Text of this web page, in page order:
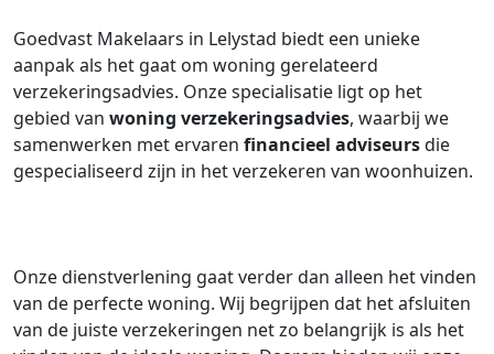
Goedvast Makelaars in Lelystad biedt een unieke
aanpak als het gaat om woning gerelateerd
verzekeringsadvies. Onze specialisatie ligt op het
gebied van woning verzekeringsadvies, waarbij we
samenwerken met ervaren financieel adviseursdie
gespecialiseerd zijn in het verzekeren van woonhuizen.
Onze dienstverlening gaat verder dan alleen het vinden
van de perfecte woning. Wij begrijpen dat het afsluiten
van de juiste verzekeringen net zo belangrijk is als het